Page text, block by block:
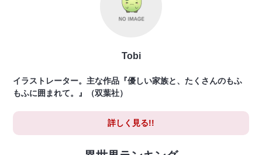
Tobi
イラストレーター。主な作品『優しい家族と、たくさんのもふ
もふに囲まれて。』（双葉社）
詳しく見る!!